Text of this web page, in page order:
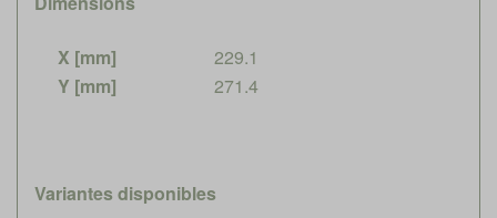
X [mm]
229.1
Y [mm]
271.4
Variantes disponibles